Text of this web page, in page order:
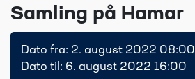
Samling på Hamar
Dato fra: 2. august 2022 08:00
Dato til: 6. august 2022 16:00